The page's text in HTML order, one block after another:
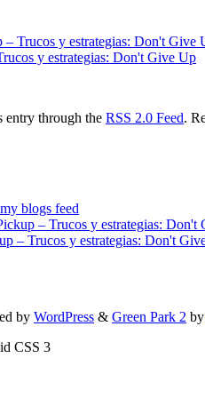
– Trucos y estrategias: Don't Give
y estrategias: Don't Give Up
entry through the RSS 2.0 Feed.
blogs feed
– Trucos y estrategias: Don't
– Trucos y estrategias: Don't
by WordPress & Green Park 2 by
CSS 3